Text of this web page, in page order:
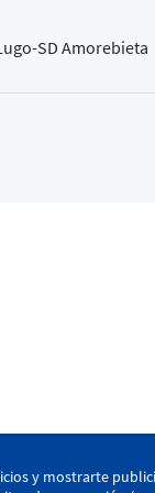
SD Amorebieta
y mostrarte